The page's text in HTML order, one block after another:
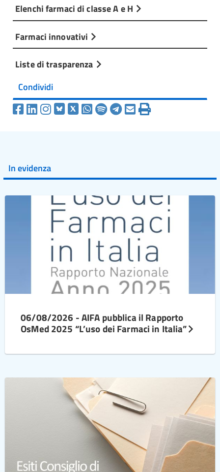
Elenchi farmaci di classe A e H
Farmaci innovativi
Liste di trasparenza
Condividi
In evidenza
06/08/2026 - AIFA pubblica il Rapporto
OsMed 2025 “L’uso dei Farmaci in Italia”